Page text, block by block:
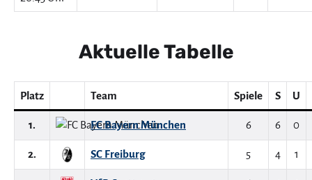
Aktuelle Tabelle
Platz Team Spiele S U
1. FC Bayern München 6 6 0
2. SC Freiburg 5 4 1